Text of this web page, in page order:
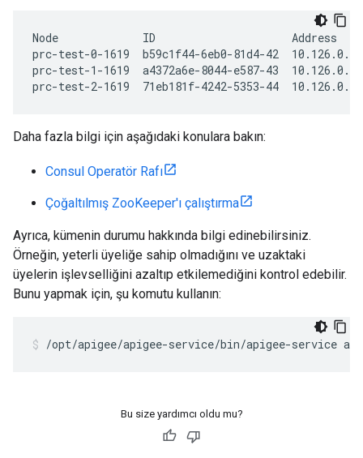
Node             ID                     Address
prc-test-0-1619  b59c1f44-6eb0-81d4-42
prc-test-1-1619  a4372a6e-8044-e587-43
prc-test-2-1619  71eb181f-4242-5353-44
Daha fazla bilgi için aşağıdaki konulara bakın:
Consul Operatör Rafı
Çoğaltılmış ZooKeeper'ı çalıştırma
Ayrıca, kümenin durumu hakkında bilgi edinebilirsiniz.
Örneğin, yeterli üyeliğe sahip olmadığını ve uzaktaki
üyelerin işlevselliğini azaltıp etkilemediğini kontrol edebilir.
Bunu yapmak için, şu komutu kullanın:
/opt/apigee/apigee-service/bin/apigee-service
Bu size yardımcı oldu mu?